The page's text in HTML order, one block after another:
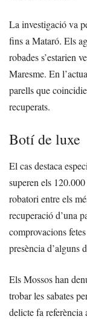
La investigació va
fins a Mataró. Els
robades s’estarien
Maresme. En
parells que
recuperats.
Botí de luxe
El cas destaca
superen els
robatori entre els
recuperació d’una
comprovacions
presència d’alguns
Els Mossos han
trobar les sabates
delicte fa